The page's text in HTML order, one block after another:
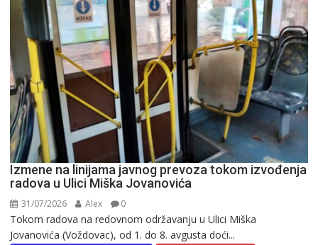
Izmene na linijama javnog prevoza tokom izvođenja
radova u Ulici Miška Jovanovića
31/07/2026 Alex 0
Tokom radova na redovnom održavanju u Ulici Miška
Jovanovića (Voždovac), od 1. do 8. avgusta doći...